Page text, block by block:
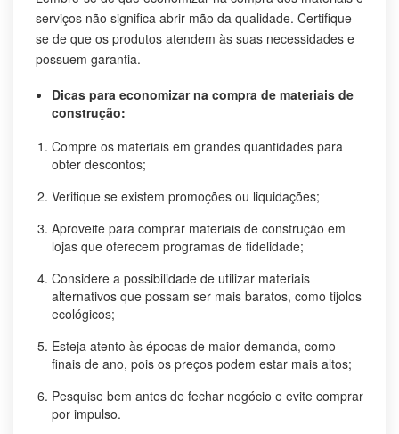
serviços não significa abrir mão da qualidade. Certifique-
se de que os produtos atendem às suas necessidades e
possuem garantia.
Dicas para economizar na compra de materiais de
construção:
Compre os materiais em grandes quantidades para
obter descontos;
Verifique se existem promoções ou liquidações;
Aproveite para comprar materiais de construção em
lojas que oferecem programas de fidelidade;
Considere a possibilidade de utilizar materiais
alternativos que possam ser mais baratos, como tijolos
ecológicos;
Esteja atento às épocas de maior demanda, como
finais de ano, pois os preços podem estar mais altos;
Pesquise bem antes de fechar negócio e evite comprar
por impulso.